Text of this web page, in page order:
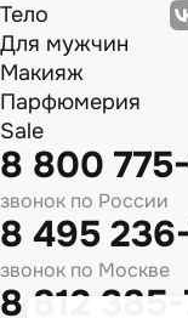
Тело
Для мужчин
Макияж
Парфюмерия
Sale
8 800
звонок по России
8 495
звонок по Москве
8 812